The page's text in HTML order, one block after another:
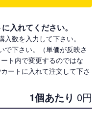
入れてください。
数を入力して下さい。
で下さい。（単価が反映さ
ト内で変更するのではな
ートに入れて注文して下さ
1個あたり 0円